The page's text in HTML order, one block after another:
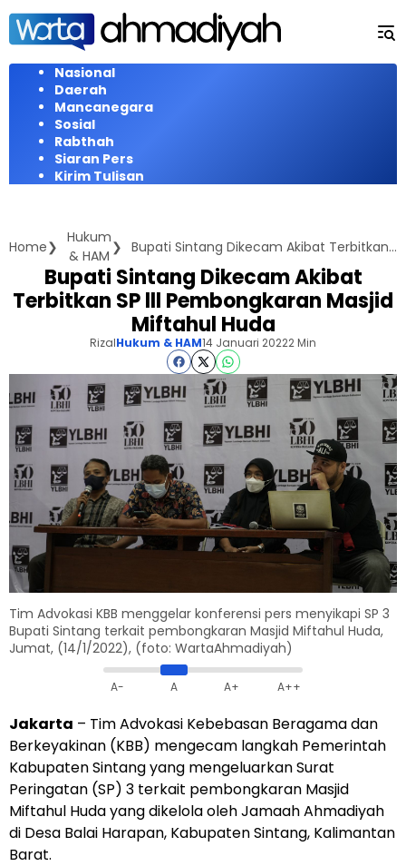
Langsung
konten
Nasional
Daerah
Mancanegara
Sosial
Rabthah
Siaran Pers
Kirim Tulisan
Home
Hukum
& HAM
Bupati Sintang Dikecam Akibat Terbitkan SP lll Pembongkaran Masjid Miftahul Huda
Bupati Sintang Dikecam Akibat
Terbitkan SP lll Pembongkaran Masjid
Miftahul Huda
RizalHukum & HAM14 Januari 20222 Min
Tim Advokasi KBB menggelar konferensi pers menyikapi SP 3
Bupati Sintang terkait pembongkaran Masjid Miftahul Huda,
Jumat, (14/1/2022), (foto: WartaAhmadiyah)
A- A A+ A++
Jakarta – Tim Advokasi Kebebasan Beragama dan
Berkeyakinan (KBB) mengecam langkah Pemerintah
Kabupaten Sintang yang mengeluarkan Surat
Peringatan (SP) 3 terkait pembongkaran Masjid
Miftahul Huda yang dikelola oleh Jamaah Ahmadiyah
di Desa Balai Harapan, Kabupaten Sintang, Kalimantan
Barat.